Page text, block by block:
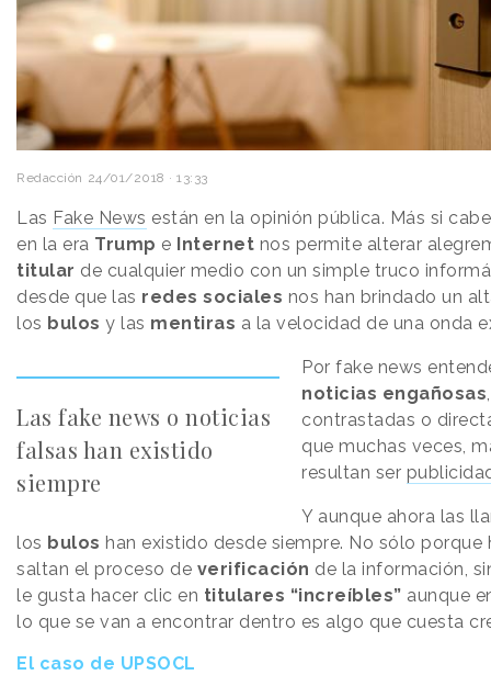
Redacción 24/01/2018 · 13:33
Las Fake News están en la opinión pública. Más si
en la era Trump e Internet nos permite alterar
titular de cualquier medio con un simple truco
desde que las redes sociales nos han brindado un
los bulos y las mentiras a la velocidad de una onda
Las fake news o noticias
falsas han existido
siempre
Por fake news
noticias engañosas
contrastadas o
que muchas veces,
resultan ser
Y aunque ahora las
los bulos han existido desde siempre. No sólo porque
saltan el proceso de verificación de la información,
le gusta hacer clic en titulares “increíbles” aunque
lo que se van a encontrar dentro es algo que cuesta
El caso de UPSOCL